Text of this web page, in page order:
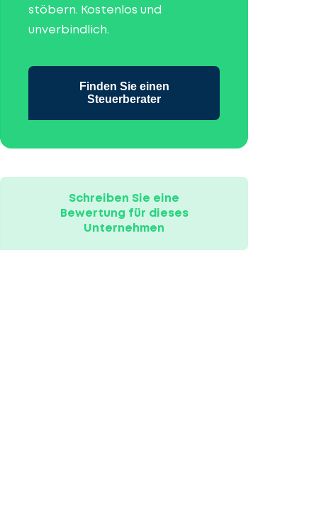
stöbern. Kostenlos und
unverbindlich.
Finden Sie einen
Steuerberater
Schreiben Sie eine
Bewertung für dieses
Unternehmen